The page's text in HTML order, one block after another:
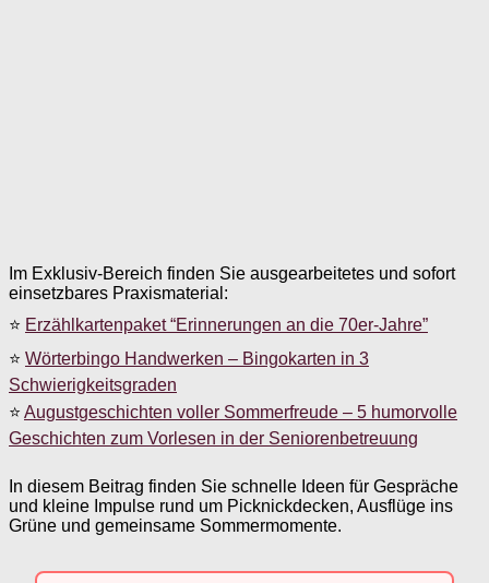
Im Exklusiv-Bereich finden Sie ausgearbeitetes und sofort
einsetzbares Praxismaterial:
⭐ Erzählkartenpaket “Erinnerungen an die 70er-Jahre”
⭐ Wörterbingo Handwerken – Bingokarten in 3
Schwierigkeitsgraden
⭐ Augustgeschichten voller Sommerfreude – 5 humorvolle
Geschichten zum Vorlesen in der Seniorenbetreuung
In diesem Beitrag finden Sie schnelle Ideen für Gespräche
und kleine Impulse rund um Picknickdecken, Ausflüge ins
Grüne und gemeinsame Sommermomente.